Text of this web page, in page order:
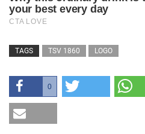
TAGS TSV 1860 LOGO
0